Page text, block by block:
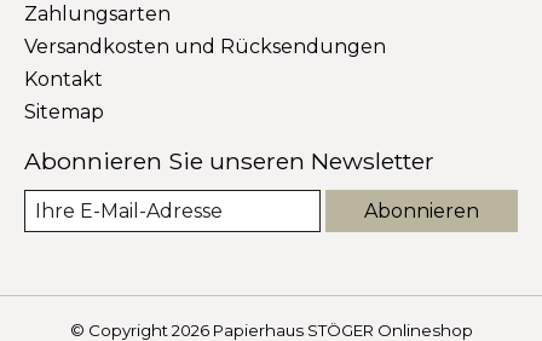
Zahlungsarten
Versandkosten und Rücksendungen
Kontakt
Sitemap
Abonnieren Sie unseren Newsletter
Abonnieren
© Copyright 2026 Papierhaus STÖGER Onlineshop